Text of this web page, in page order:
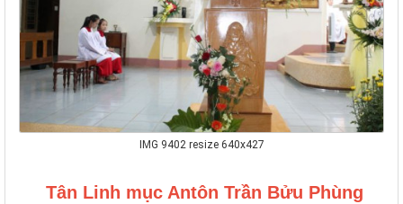
IMG 9402 resize 640x427
Tân Linh mục Antôn Trần Bửu Phùng